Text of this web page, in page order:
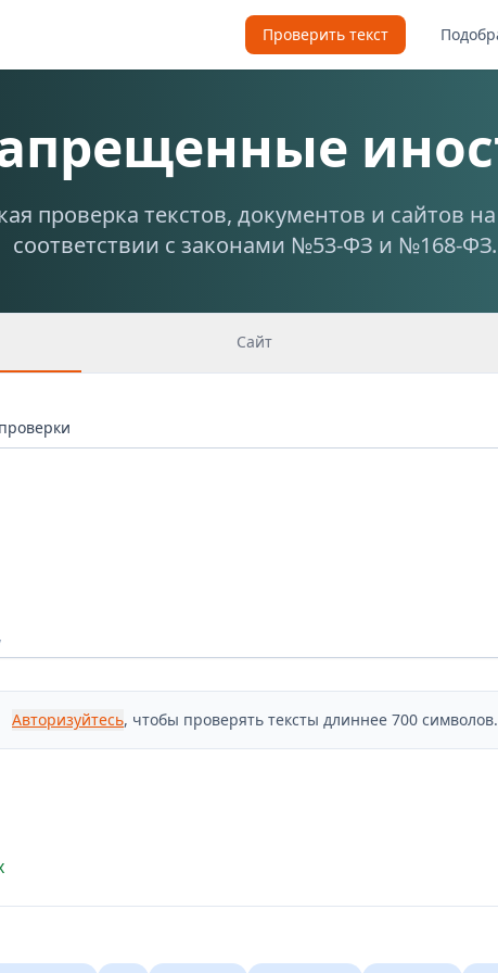
Проверить текст
проверка текстов, документов и сайтов
соответствии с законами №53-ФЗ и №168-ФЗ.
Сайт
Авторизуйтесь, чтобы проверять тексты длиннее 700 символов.